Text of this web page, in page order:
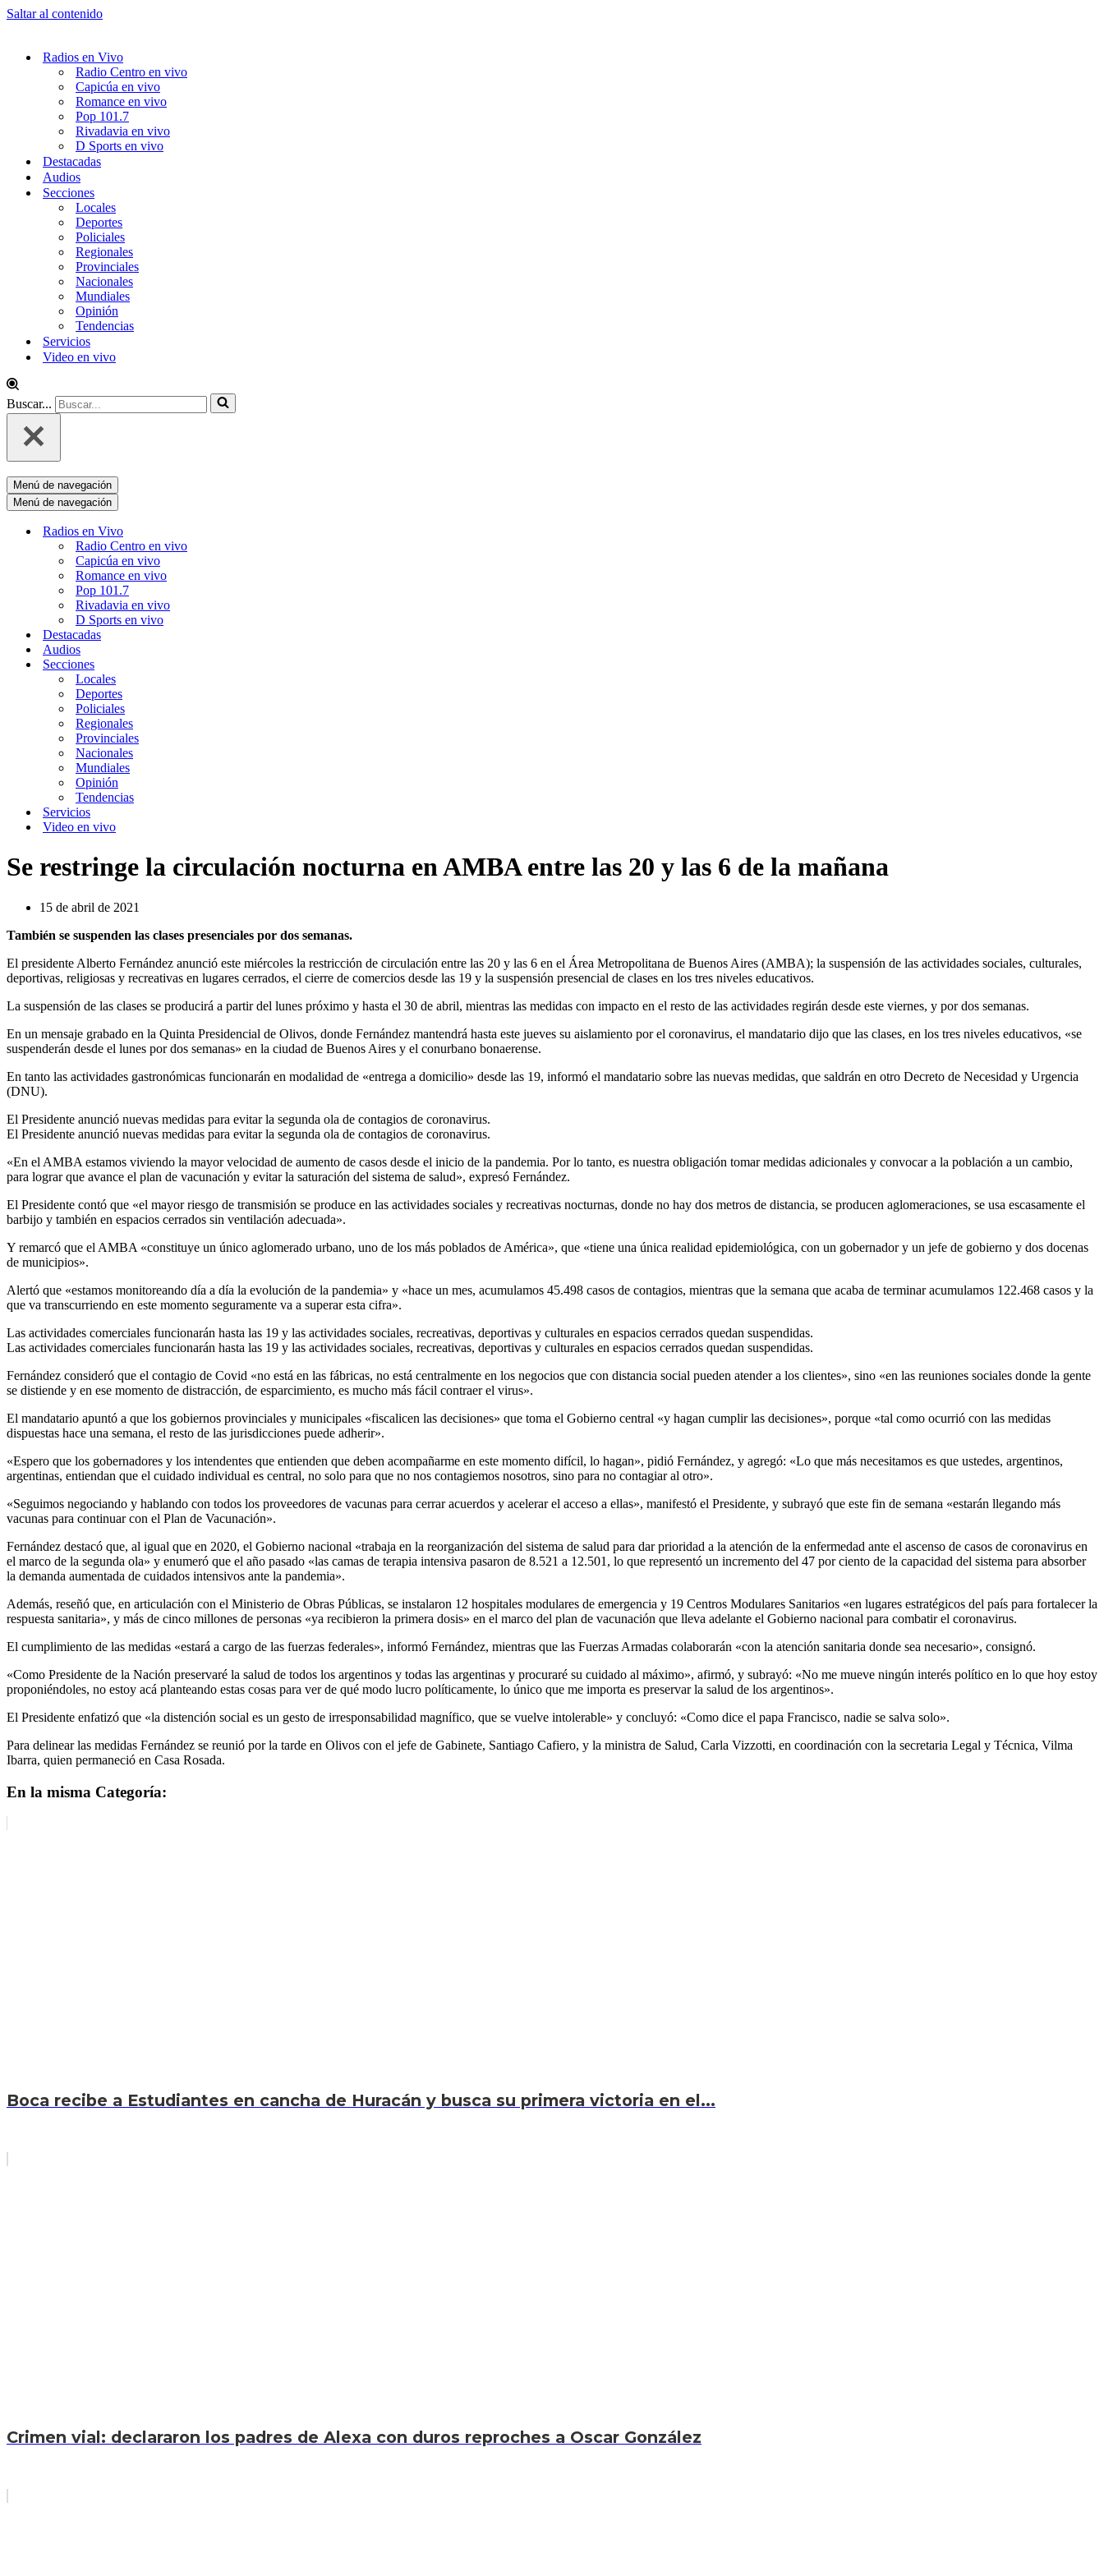
Saltar al contenido
Radios en Vivo
Radio Centro en vivo
Capicúa en vivo
Romance en vivo
Pop 101.7
Rivadavia en vivo
D Sports en vivo
Destacadas
Audios
Secciones
Locales
Deportes
Policiales
Regionales
Provinciales
Nacionales
Mundiales
Opinión
Tendencias
Servicios
Video en vivo
Buscar...
Menú de navegación
Menú de navegación
Radios en Vivo
Radio Centro en vivo
Capicúa en vivo
Romance en vivo
Pop 101.7
Rivadavia en vivo
D Sports en vivo
Destacadas
Audios
Secciones
Locales
Deportes
Policiales
Regionales
Provinciales
Nacionales
Mundiales
Opinión
Tendencias
Servicios
Video en vivo
Se restringe la circulación nocturna en AMBA entre las 20 y las 6 de la mañana
15 de abril de 2021
También se suspenden las clases presenciales por dos semanas.
El presidente Alberto Fernández anunció este miércoles la restricción de circulación entre las 20 y las 6 en el Área Metropolitana de Buenos Aires (AMBA); la suspensión de las actividades sociales, culturales,
deportivas, religiosas y recreativas en lugares cerrados, el cierre de comercios desde las 19 y la suspensión presencial de clases en los tres niveles educativos.
La suspensión de las clases se producirá a partir del lunes próximo y hasta el 30 de abril, mientras las medidas con impacto en el resto de las actividades regirán desde este viernes, y por dos semanas.
En un mensaje grabado en la Quinta Presidencial de Olivos, donde Fernández mantendrá hasta este jueves su aislamiento por el coronavirus, el mandatario dijo que las clases, en los tres niveles educativos, «se
suspenderán desde el lunes por dos semanas» en la ciudad de Buenos Aires y el conurbano bonaerense.
En tanto las actividades gastronómicas funcionarán en modalidad de «entrega a domicilio» desde las 19, informó el mandatario sobre las nuevas medidas, que saldrán en otro Decreto de Necesidad y Urgencia
(DNU).
El Presidente anunció nuevas medidas para evitar la segunda ola de contagios de coronavirus.
El Presidente anunció nuevas medidas para evitar la segunda ola de contagios de coronavirus.
«En el AMBA estamos viviendo la mayor velocidad de aumento de casos desde el inicio de la pandemia. Por lo tanto, es nuestra obligación tomar medidas adicionales y convocar a la población a un cambio,
para lograr que avance el plan de vacunación y evitar la saturación del sistema de salud», expresó Fernández.
El Presidente contó que «el mayor riesgo de transmisión se produce en las actividades sociales y recreativas nocturnas, donde no hay dos metros de distancia, se producen aglomeraciones, se usa escasamente el
barbijo y también en espacios cerrados sin ventilación adecuada».
Y remarcó que el AMBA «constituye un único aglomerado urbano, uno de los más poblados de América», que «tiene una única realidad epidemiológica, con un gobernador y un jefe de gobierno y dos docenas
de municipios».
Alertó que «estamos monitoreando día a día la evolución de la pandemia» y «hace un mes, acumulamos 45.498 casos de contagios, mientras que la semana que acaba de terminar acumulamos 122.468 casos y la
que va transcurriendo en este momento seguramente va a superar esta cifra».
Las actividades comerciales funcionarán hasta las 19 y las actividades sociales, recreativas, deportivas y culturales en espacios cerrados quedan suspendidas.
Las actividades comerciales funcionarán hasta las 19 y las actividades sociales, recreativas, deportivas y culturales en espacios cerrados quedan suspendidas.
Fernández consideró que el contagio de Covid «no está en las fábricas, no está centralmente en los negocios que con distancia social pueden atender a los clientes», sino «en las reuniones sociales donde la gente
se distiende y en ese momento de distracción, de esparcimiento, es mucho más fácil contraer el virus».
El mandatario apuntó a que los gobiernos provinciales y municipales «fiscalicen las decisiones» que toma el Gobierno central «y hagan cumplir las decisiones», porque «tal como ocurrió con las medidas
dispuestas hace una semana, el resto de las jurisdicciones puede adherir».
«Espero que los gobernadores y los intendentes que entienden que deben acompañarme en este momento difícil, lo hagan», pidió Fernández, y agregó: «Lo que más necesitamos es que ustedes, argentinos,
argentinas, entiendan que el cuidado individual es central, no solo para que no nos contagiemos nosotros, sino para no contagiar al otro».
«Seguimos negociando y hablando con todos los proveedores de vacunas para cerrar acuerdos y acelerar el acceso a ellas», manifestó el Presidente, y subrayó que este fin de semana «estarán llegando más
vacunas para continuar con el Plan de Vacunación».
Fernández destacó que, al igual que en 2020, el Gobierno nacional «trabaja en la reorganización del sistema de salud para dar prioridad a la atención de la enfermedad ante el ascenso de casos de coronavirus en
el marco de la segunda ola» y enumeró que el año pasado «las camas de terapia intensiva pasaron de 8.521 a 12.501, lo que representó un incremento del 47 por ciento de la capacidad del sistema para absorber
la demanda aumentada de cuidados intensivos ante la pandemia».
Además, reseñó que, en articulación con el Ministerio de Obras Públicas, se instalaron 12 hospitales modulares de emergencia y 19 Centros Modulares Sanitarios «en lugares estratégicos del país para fortalecer la
respuesta sanitaria», y más de cinco millones de personas «ya recibieron la primera dosis» en el marco del plan de vacunación que lleva adelante el Gobierno nacional para combatir el coronavirus.
El cumplimiento de las medidas «estará a cargo de las fuerzas federales», informó Fernández, mientras que las Fuerzas Armadas colaborarán «con la atención sanitaria donde sea necesario», consignó.
«Como Presidente de la Nación preservaré la salud de todos los argentinos y todas las argentinas y procuraré su cuidado al máximo», afirmó, y subrayó: «No me mueve ningún interés político en lo que hoy estoy
proponiéndoles, no estoy acá planteando estas cosas para ver de qué modo lucro políticamente, lo único que me importa es preservar la salud de los argentinos».
El Presidente enfatizó que «la distención social es un gesto de irresponsabilidad magnífico, que se vuelve intolerable» y concluyó: «Como dice el papa Francisco, nadie se salva solo».
Para delinear las medidas Fernández se reunió por la tarde en Olivos con el jefe de Gabinete, Santiago Cafiero, y la ministra de Salud, Carla Vizzotti, en coordinación con la secretaria Legal y Técnica, Vilma
Ibarra, quien permaneció en Casa Rosada.
En la misma Categoría:
Boca recibe a Estudiantes en cancha de Huracán y busca su primera victoria en el...
Crimen vial: declararon los padres de Alexa con duros reproches a Oscar González